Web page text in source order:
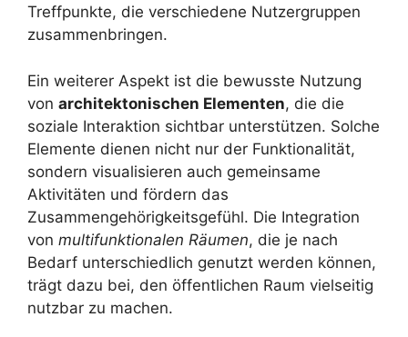
Treffpunkte, die verschiedene Nutzergruppen
zusammenbringen.
Ein weiterer Aspekt ist die bewusste Nutzung
von architektonischen Elementen, die die
soziale Interaktion sichtbar unterstützen. Solche
Elemente dienen nicht nur der Funktionalität,
sondern visualisieren auch gemeinsame
Aktivitäten und fördern das
Zusammengehörigkeitsgefühl. Die Integration
von multifunktionalen Räumen, die je nach
Bedarf unterschiedlich genutzt werden können,
trägt dazu bei, den öffentlichen Raum vielseitig
nutzbar zu machen.